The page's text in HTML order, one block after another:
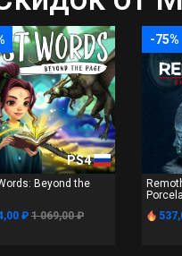
PS4
Beyond the
₽ 1 069,00 ₽
-75%